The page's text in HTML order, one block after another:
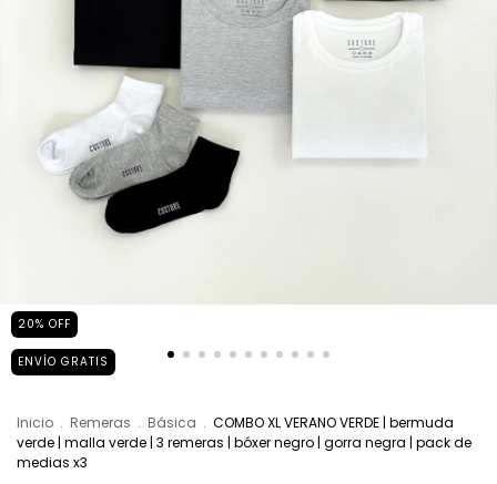
20% OFF
ENVÍO GRATIS
Inicio . Remeras . Básica . COMBO XL VERANO VERDE | bermuda
verde | malla verde | 3 remeras | bóxer negro | gorra negra | pack de
medias x3